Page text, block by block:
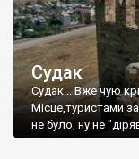
Судак
Судак... Вже чую
Місце,туристами
не було, ну не